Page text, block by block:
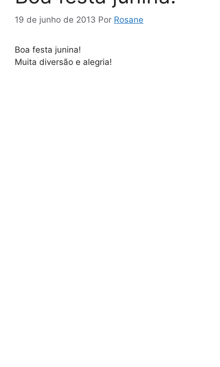
19 de junho de 2013 Por Rosane
Boa festa junina!
Muita diversão e alegria!